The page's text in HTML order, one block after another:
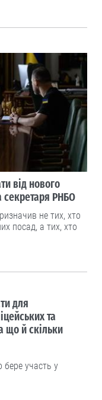
від нового
секретаря РНБО
не тих, хто
посад, а тих, хто
для
та
що й скільки
бере участь у